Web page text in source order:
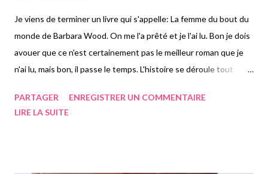
Je viens de terminer un livre qui s'appelle: La femme du bout du
monde de Barbara Wood. On me l'a prêté et je l'ai lu. Bon je dois
avouer que ce n'est certainement pas le meilleur roman que je
n'ai lu, mais bon, il passe le temps. L'histoire se déroule tout
dix-sept ans seconde son mère qui est médecin. Lors d'une
PARTAGER
ENREGISTRER UN COMMENTAIRE
LIRE LA SUITE